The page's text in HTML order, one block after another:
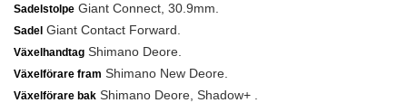
Sadelstolpe Giant Connect, 30.9mm.
Sadel Giant Contact Forward.
Växelhandtag Shimano Deore.
Växelförare fram Shimano New Deore.
Växelförare bak Shimano Deore, Shadow+ .